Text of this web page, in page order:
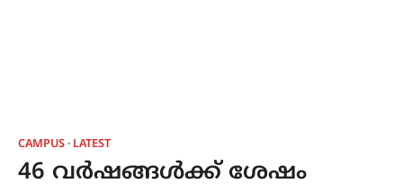
CAMPUS LATEST
46 വർഷങ്ങൾക്ക് ശേഷം